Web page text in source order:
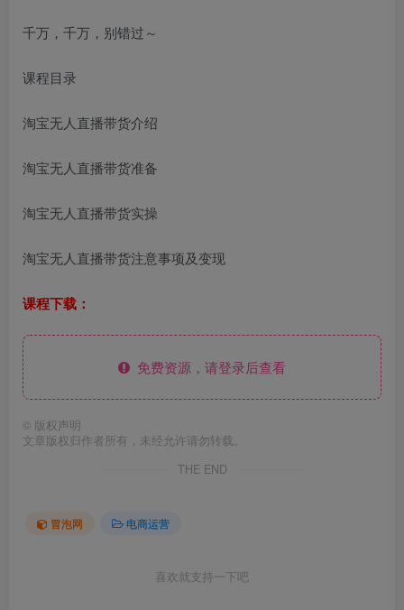
千万，千万，别错过～
课程目录
淘宝无人直播带货介绍
淘宝无人直播带货准备
淘宝无人直播带货实操
淘宝无人直播带货注意事项及变现
课程下载：
免费资源，请登录后查看
© 版权声明
文章版权归作者所有，未经允许请勿转载。
THE END
冒泡网 电商运营
喜欢就支持一下吧